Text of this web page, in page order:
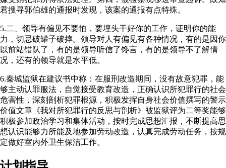
君搜寻郭伯雄的通报时发现，该案的通报有点特殊。
5.二、领导有偏见不要怕，要埋头干好你的工作，证明你的能
力，切忌破罐子破摔。领导对人有偏见有各种情况，有的是因你
以前站错队了，有的是领导听信了馋言，有的是领导不了解情
况，还有的领导就是水平低。
6.秦城监狱在建议书中称：在服刑改造期间，没有故意犯罪，能
够主动认罪服法，自觉接受教育改造，正确认识所犯罪行的社会
危害性，深刻剖析犯罪根源，积极发挥自身社会价值撰写的警示
价值文章《我对所犯罪行的反思与剖析》被监狱评为二等奖能够
积极参加政治学习和集体活动，按时完成思想汇报，不断提高思
想认识能够力所能及地参加劳动改造，认真完成劳动任务，按规
定做好室内外卫生保洁工作。